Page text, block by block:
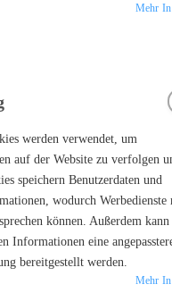
Samsung Odyssey Neo G9
Mehr
werden verwendet, um
auf der Website zu verfolgen
speichern Benutzerdaten und
wodurch Werbedienste
können. Außerdem kann
Informationen eine
bereitgestellt werden.
Mehr